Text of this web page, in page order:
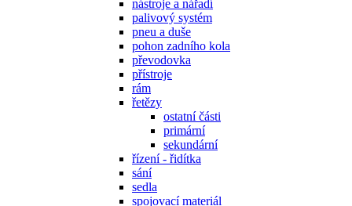
nástroje a nářadí
palivový systém
pneu a duše
pohon zadního kola
převodovka
přístroje
rám
řetězy
ostatní části
primární
sekundární
řízení - řidítka
sání
sedla
spojovací materiál